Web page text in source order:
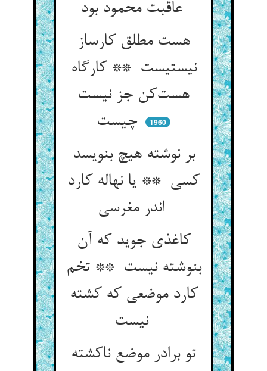
عاقبت محمود بود
هست مطلق کارساز
نیستیست ** کارگاه
هست‌کن جز نیست
1960
بر نوشته هیچ بنویسد
کسی ** یا نهاله کارد
کاغذی جوید که آن
بنوشته نیست ** تخم
کارد موضعی که کشته
نیست
تو برادر موضع ناکشته